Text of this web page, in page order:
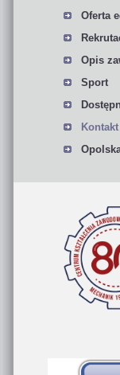
Oferta
Opis
Sport
Kontakt